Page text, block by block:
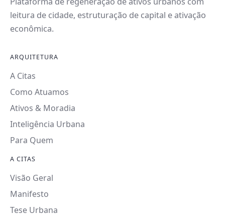
leitura de cidade, estruturação de capital e ativação
econômica.
ARQUITETURA
A Citas
Como Atuamos
Ativos & Moradia
Inteligência Urbana
Para Quem
A CITAS
Visão Geral
Manifesto
Tese Urbana